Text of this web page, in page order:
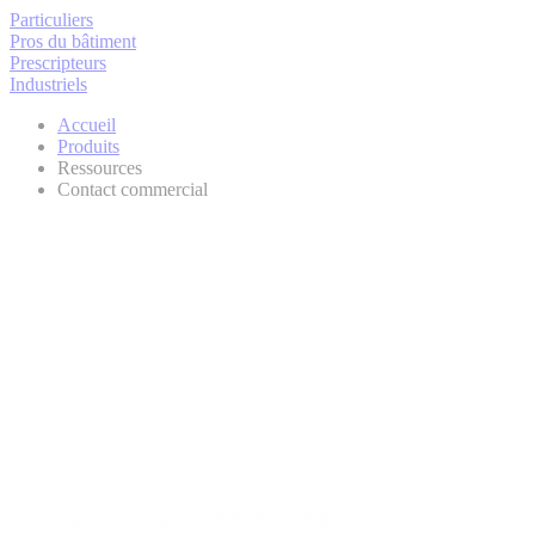
Particuliers
Pros du bâtiment
Prescripteurs
Industriels
Accueil
Produits
Ressources
Contact commercial